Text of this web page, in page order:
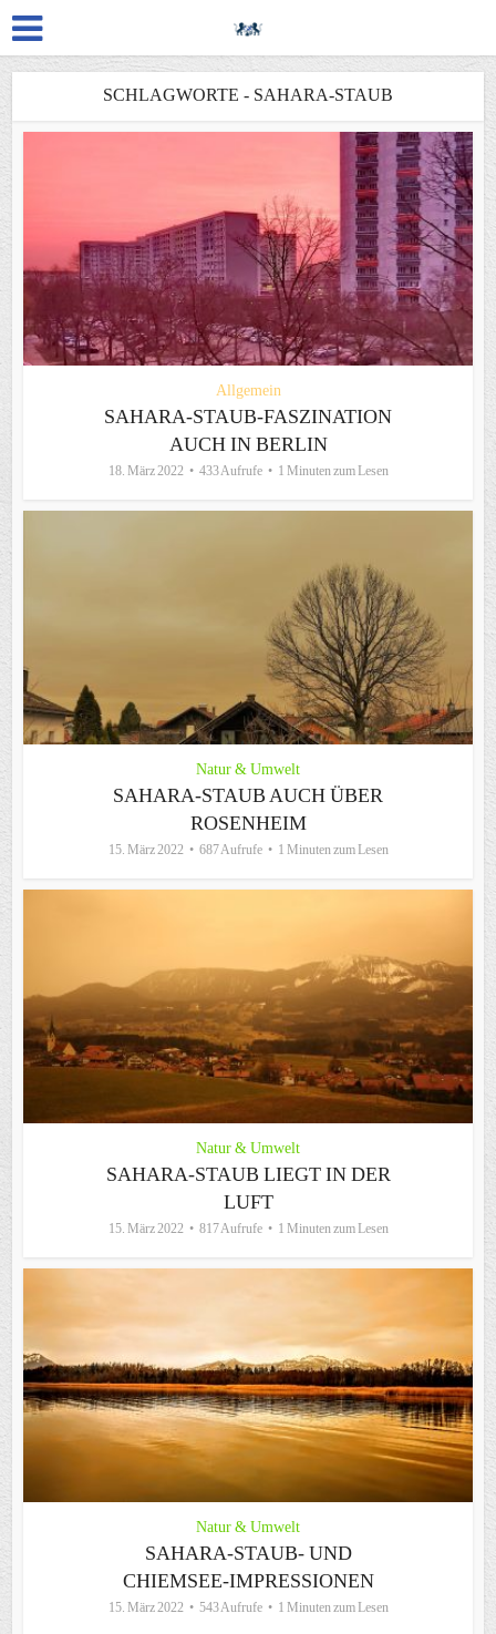
SCHLAGWORTE - SAHARA-STAUB
Allgemein
SAHARA-STAUB-FASZINATION
AUCH IN BERLIN
18. März 2022 433 Aufrufe 1 Minuten zum Lesen
Natur & Umwelt
SAHARA-STAUB AUCH ÜBER
ROSENHEIM
15. März 2022 687 Aufrufe 1 Minuten zum Lesen
Natur & Umwelt
SAHARA-STAUB LIEGT IN DER
LUFT
15. März 2022 817 Aufrufe 1 Minuten zum Lesen
Natur & Umwelt
SAHARA-STAUB- UND
CHIEMSEE-IMPRESSIONEN
15. März 2022 543 Aufrufe 1 Minuten zum Lesen